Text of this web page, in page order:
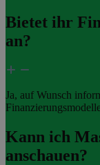
Bietet ihr
an?
Ja, auf Wunsch
Kann ich
anschauen?